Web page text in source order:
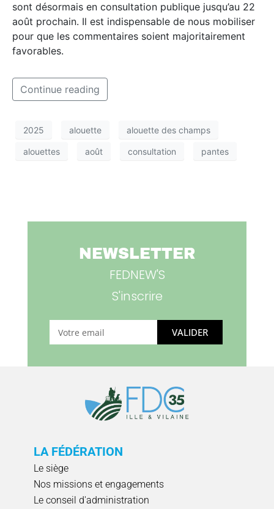
sont désormais en consultation publique jusqu’au 22
août prochain. Il est indispensable de nous mobiliser
pour que les commentaires soient majoritairement
favorables.
Continue reading
2025 alouette alouette des champs
alouettes août consultation pantes
NEWSLETTER
FEDNEW'S
S'inscrire
VALIDER
LA FÉDÉRATION
Le siège
Nos missions et engagements
Le conseil d'administration